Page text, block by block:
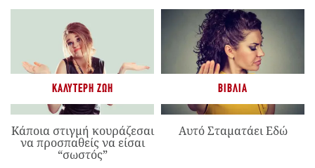
ΚΑΛΎΤΕΡΗ ΖΩΉ
Κάποια στιγμή κουράζεσαι
να προσπαθείς να είσαι
“σωστός”
ΒΙΒΛΊΑ
Αυτό Σταματάει Εδώ